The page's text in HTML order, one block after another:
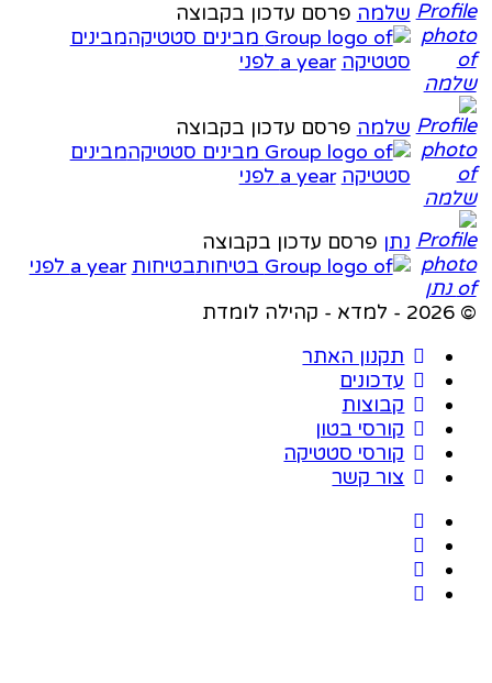
שלמהפרסם עדכון בקבוצה
מבינים
סטטיקה a year לפני
שלמהפרסם עדכון בקבוצה
מבינים
סטטיקה a year לפני
נתןפרסם עדכון בקבוצה
בטיחות a year לפני
תקנון האתר
עדכונים
קבוצות
קורסי בטון
קורסי סטטיקה
צור קשר